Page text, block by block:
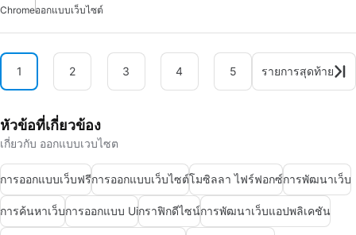
Chromeออกแบบเว็บไซต์
1 2 3 4 5 รายการสุดท้าย
หัวข้อที่เกี่ยวข้อง
เกี่ยวกับ ออกแบบเวบไซต
การออกแบบเว็บฟรีการออกแบบเว็บไซต์โมซิลลา ไฟร์ฟอกซ์การพัฒนาเว็บ
การค้นหาเว็บการออกแบบ Uiกราฟิกดีไซน์การพัฒนาเว็บแอปพลิเคชัน